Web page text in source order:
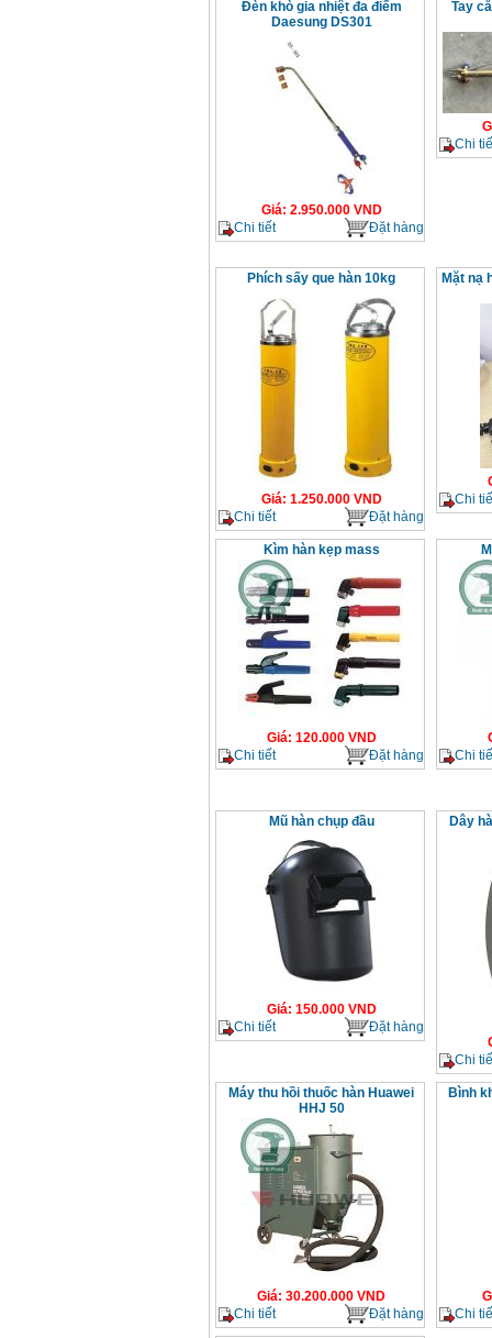
Đèn khò gia nhiệt đa điểm
Daesung DS301
Giá: 2.950.000VND
Chi tiết
Đặt hàng
Tay
Chi
Phích sấy que hàn 10kg
Giá: 1.250.000VND
Chi tiết
Đặt hàng
Mặt nạ
Chi
Kìm hàn kẹp mass
Giá: 120.000VND
Chi tiết
Đặt hàng
Chi
Mũ hàn chụp đầu
Giá: 150.000VND
Chi tiết
Đặt hàng
Dây
Chi
Máy thu hồi thuốc hàn Huawei
HHJ 50
Giá: 30.200.000 VND
Chi tiết
Đặt hàng
Bình
Chi